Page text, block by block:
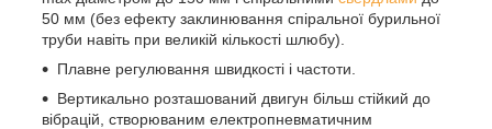
50 мм (без ефекту заклинювання спіральної бурильної
труби навіть при великій кількості шлюбу).
Плавне регулювання швидкості і частоти.
Вертикально розташований двигун більш стійкий до
вібрацій, створюваним електропневматичним